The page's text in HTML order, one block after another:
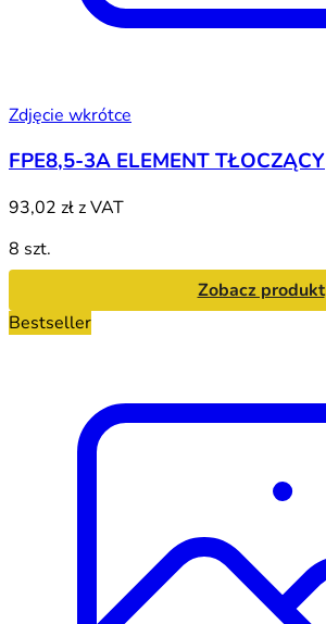
Zdjęcie wkrótce
FPE8,5-3A ELEMENT TŁOCZĄCY
93,02 złz VAT
8 szt.
Zobacz produkt
Bestseller